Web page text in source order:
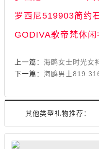
罗西尼519903简约
GODIVA歌帝梵休
上一篇： 海鸥女士时光女
下一篇： 海鸥男士
其他类型礼物推荐：